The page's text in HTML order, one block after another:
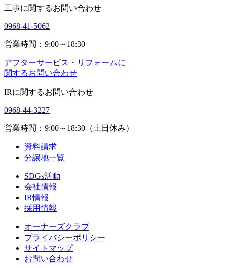
工事に関するお問い合わせ
0968-41-5062
営業時間：9:00～18:30
アフターサービス・リフォームに
関するお問い合わせ
IRに関するお問い合わせ
0968-44-3227
営業時間：9:00～18:30（土日休み）
資料請求
分譲地一覧
SDGs活動
会社情報
IR情報
採用情報
オーナーズクラブ
プライバシーポリシー
サイトマップ
お問い合わせ